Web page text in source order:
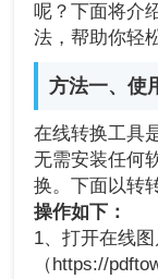
呢？下面将介
法，帮助你轻
方法一、使
在线转换工具
无需安装任何
换。下面以转
操作如下：
1、打开在线
（https://